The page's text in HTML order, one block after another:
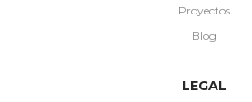
Proyectos
Blog
LEGAL